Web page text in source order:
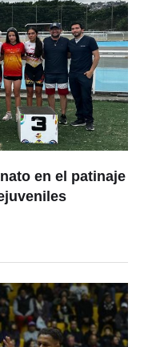
en el patinaje